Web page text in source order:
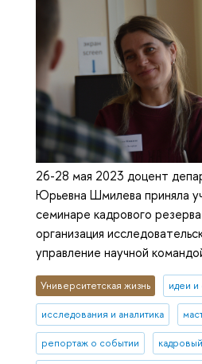
26-28 мая 2023 доцент
Юрьевна Шмилева приняла
семинаре кадрового
организация
управление научной
Университетская жизнь идеи и
исследования и аналитика
репортаж о событии